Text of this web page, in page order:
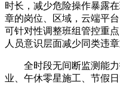
时长，减少危险操作暴露
章的岗位、区域，云端平
可针对性调整班组管控重
人员意识层面减少同类违章
全时段无间断监测能
业、午休零星施工、节假